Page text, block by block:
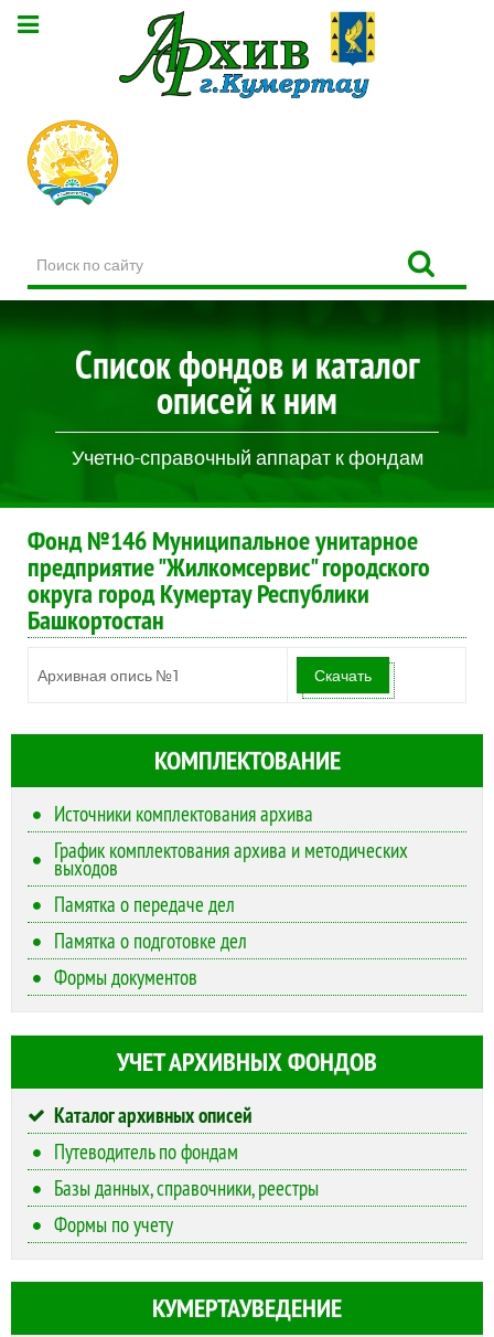
по
сайту
Список фондов и каталог
описей к ним
Учетно-справочный аппарат к фондам
Фонд №146 Муниципальное унитарное
предприятие "Жилкомсервис" городского
округа город Кумертау Республики
Башкортостан
Архивная опись №1 Скачать
КОМПЛЕКТОВАНИЕ
Источники комплектования архива
График комплектования архива и методических
выходов
Памятка о передаче дел
Памятка о подготовке дел
Формы документов
УЧЕТ АРХИВНЫХ ФОНДОВ
Каталог архивных описей
Путеводитель по фондам
Базы данных, справочники, реестры
Формы по учету
КУМЕРТАУВЕДЕНИЕ